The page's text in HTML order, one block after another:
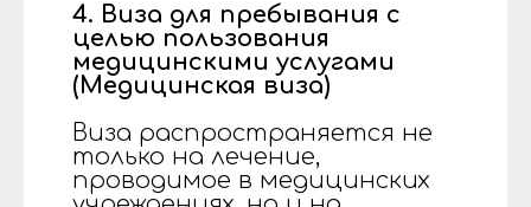
4. Виза для пребывания с
целью пользования
медицинскими услугами
(Медицинская виза)
Виза распространяется не
только на лечение,
проводимое в медицинских